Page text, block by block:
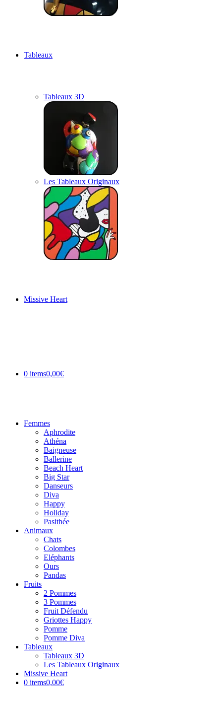
Tableaux
Tableaux 3D
Les Tableaux Originaux
Missive Heart
0 items0,00€
Femmes
Aphrodite
Athéna
Baigneuse
Ballerine
Beach Heart
Big Star
Danseurs
Diva
Happy
Holiday
Pasithée
Animaux
Chats
Colombes
Eléphants
Ours
Pandas
Fruits
2 Pommes
3 Pommes
Fruit Défendu
Griottes Happy
Pomme
Pomme Diva
Tableaux
Tableaux 3D
Les Tableaux Originaux
Missive Heart
0 items0,00€